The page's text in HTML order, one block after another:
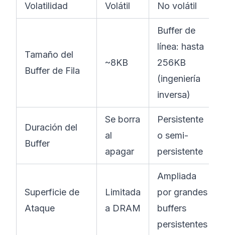
Volatilidad Volátil No volátil
Tamaño del
Buffer de Fila
~8KB
Buffer de
línea: hasta
256KB
(ingeniería
inversa)
Duración del
Buffer
Se borra
al
apagar
Persistente
o semi-
persistente
Superficie de
Ataque
Limitada
a DRAM
Ampliada
por grandes
buffers
persistentes